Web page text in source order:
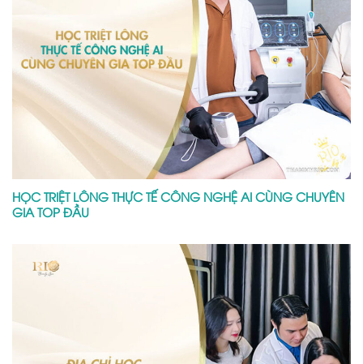
HỌC TRIỆT LÔNG THỰC TẾ CÔNG NGHỆ AI CÙNG CHUYÊN
GIA TOP ĐẦU